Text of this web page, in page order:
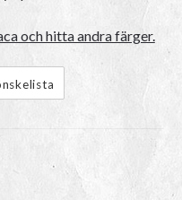
och hitta andra färger.